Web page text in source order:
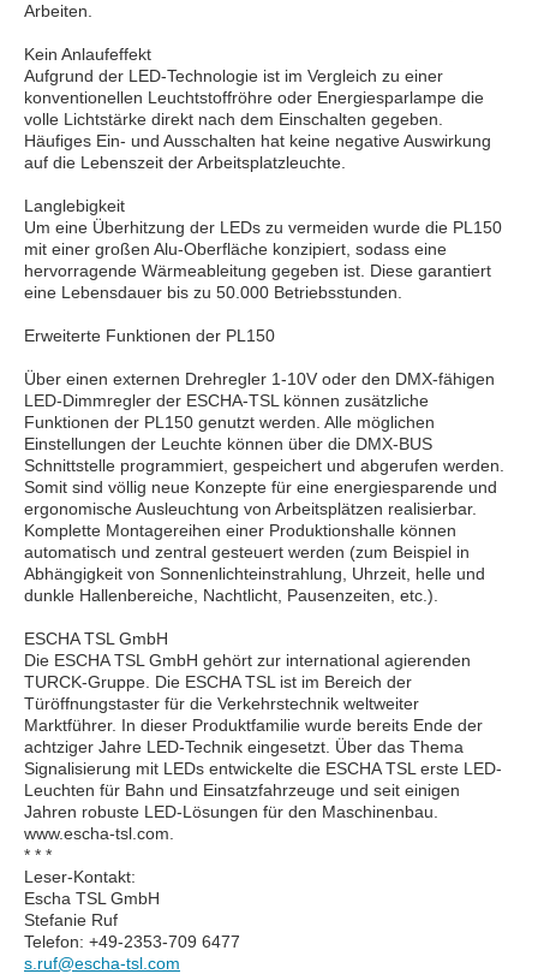
Arbeiten.
Kein Anlaufeffekt
Aufgrund der LED-Technologie ist im Vergleich zu einer
konventionellen Leuchtstoffröhre oder Energiesparlampe die
volle Lichtstärke direkt nach dem Einschalten gegeben.
Häufiges Ein- und Ausschalten hat keine negative Auswirkung
auf die Lebenszeit der Arbeitsplatzleuchte.
Langlebigkeit
Um eine Überhitzung der LEDs zu vermeiden wurde die PL150
mit einer großen Alu-Oberfläche konzipiert, sodass eine
hervorragende Wärmeableitung gegeben ist. Diese garantiert
eine Lebensdauer bis zu 50.000 Betriebsstunden.
Erweiterte Funktionen der PL150
Über einen externen Drehregler 1-10V oder den DMX-fähigen
LED-Dimmregler der ESCHA-TSL können zusätzliche
Funktionen der PL150 genutzt werden. Alle möglichen
Einstellungen der Leuchte können über die DMX-BUS
Schnittstelle programmiert, gespeichert und abgerufen werden.
Somit sind völlig neue Konzepte für eine energiesparende und
ergonomische Ausleuchtung von Arbeitsplätzen realisierbar.
Komplette Montagereihen einer Produktionshalle können
automatisch und zentral gesteuert werden (zum Beispiel in
Abhängigkeit von Sonnenlichteinstrahlung, Uhrzeit, helle und
dunkle Hallenbereiche, Nachtlicht, Pausenzeiten, etc.).
ESCHA TSL GmbH
Die ESCHA TSL GmbH gehört zur international agierenden
TURCK-Gruppe. Die ESCHA TSL ist im Bereich der
Türöffnungstaster für die Verkehrstechnik weltweiter
Marktführer. In dieser Produktfamilie wurde bereits Ende der
achtziger Jahre LED-Technik eingesetzt. Über das Thema
Signalisierung mit LEDs entwickelte die ESCHA TSL erste LED-
Leuchten für Bahn und Einsatzfahrzeuge und seit einigen
Jahren robuste LED-Lösungen für den Maschinenbau.
www.escha-tsl.com.
* * *
Leser-Kontakt:
Escha TSL GmbH
Stefanie Ruf
Telefon: +49-2353-709 6477
s.ruf@escha-tsl.com